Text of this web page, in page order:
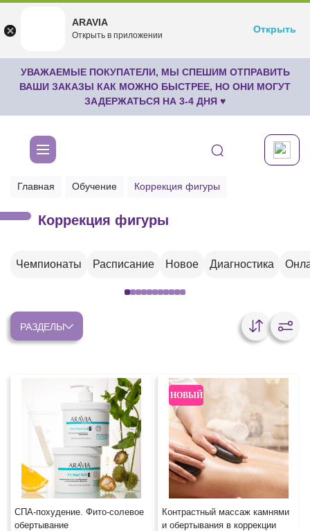
undefined
Бесплатноru.aravia.new
Открыть
УВАЖАЕМЫЕ ПОКУПАТЕЛИ, МЫ СПЕШИМ ОТПРАВИТЬ
ВАШИ ЗАКАЗЫ КАК МОЖНО БЫСТРЕЕ, НО ОНИ МОГУТ
ЗАДЕРЖАТЬСЯ НА 3-4 ДНЯ ♥
Главная Обучение Коррекция фигуры
Коррекция фигуры
Чемпионаты Расписание Новое Диагностика
РАЗДЕЛЫ
СПА-похудение. Фито-солевое
обертывание
НОВЫЙ
Контрастный массаж камнями
и обертывания в коррекции
ARAVIA
Открыть в приложении
Открыть